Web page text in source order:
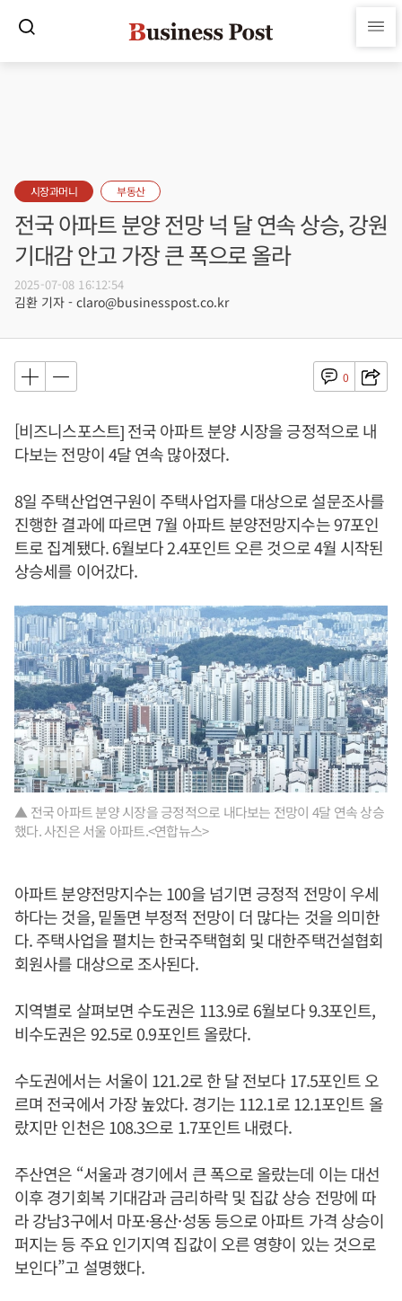
시장과머니 부동산
전국 아파트 분양 전망 넉 달 연속 상승, 강원
기대감 안고 가장 큰 폭으로 올라
2025-07-08 16:12:54
김환 기자 - claro@businesspost.co.kr
0
[비즈니스포스트] 전국 아파트 분양 시장을 긍정적으로 내
다보는 전망이 4달 연속 많아졌다.
8일 주택산업연구원이 주택사업자를 대상으로 설문조사를
진행한 결과에 따르면 7월 아파트 분양전망지수는 97포인
트로 집계됐다. 6월보다 2.4포인트 오른 것으로 4월 시작된
상승세를 이어갔다.
▲ 전국 아파트 분양 시장을 긍정적으로 내다보는 전망이 4달 연속 상승
했다. 사진은 서울 아파트.<연합뉴스>
아파트 분양전망지수는 100을 넘기면 긍정적 전망이 우세
하다는 것을, 밑돌면 부정적 전망이 더 많다는 것을 의미한
다. 주택사업을 펼치는 한국주택협회 및 대한주택건설협회
회원사를 대상으로 조사된다.
지역별로 살펴보면 수도권은 113.9로 6월보다 9.3포인트,
비수도권은 92.5로 0.9포인트 올랐다.
수도권에서는 서울이 121.2로 한 달 전보다 17.5포인트 오
르며 전국에서 가장 높았다. 경기는 112.1로 12.1포인트 올
랐지만 인천은 108.3으로 1.7포인트 내렸다.
주산연은 “서울과 경기에서 큰 폭으로 올랐는데 이는 대선
이후 경기회복 기대감과 금리하락 및 집값 상승 전망에 따
라 강남3구에서 마포·용산·성동 등으로 아파트 가격 상승이
퍼지는 등 주요 인기지역 집값이 오른 영향이 있는 것으로
보인다”고 설명했다.